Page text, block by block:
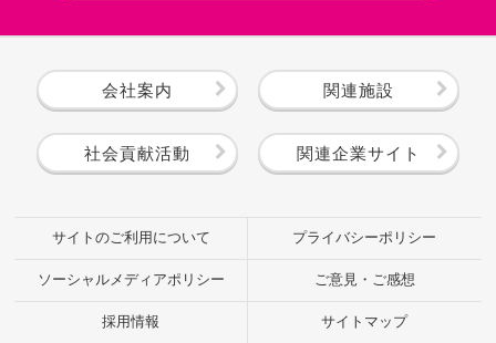
会社案内 関連施設
社会貢献活動 関連企業サイト
サイトのご利用について プライバシーポリシー
ソーシャルメディアポリシー ご意見・ご感想
採用情報 サイトマップ